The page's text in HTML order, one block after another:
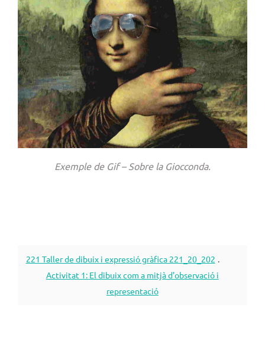
Exemple de Gif – Sobre la Giocconda.
221 Taller de dibuix i expressió gràfica 221_20_202 .
Activitat 1: El dibuix com a mitjà d'observació i
representació